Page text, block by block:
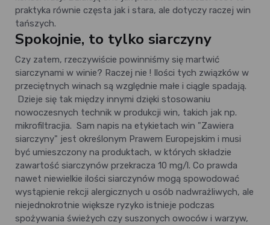
praktyka równie częsta jak i stara, ale dotyczy raczej win
tańszych.
Spokojnie, to tylko siarczyny
Czy zatem, rzeczywiście powinniśmy się martwić
siarczynami w winie? Raczej nie ! Ilości tych związków w
przeciętnych winach są względnie małe i ciągle spadają.
Dzieje się tak między innymi dzięki stosowaniu
nowoczesnych technik w produkcji win, takich jak np.
mikrofiltracjia. Sam napis na etykietach win "Zawiera
siarczyny" jest określonym Prawem Europejskim i musi
być umieszczony na produktach, w których składzie
zawartość siarczynów przekracza 10 mg/l. Co prawda
nawet niewielkie ilości siarczynów mogą spowodować
wystąpienie rekcji alergicznych u osób nadwrażliwych, ale
niejednokrotnie większe ryzyko istnieje podczas
spożywania świeżych czy suszonych owoców i warzyw,